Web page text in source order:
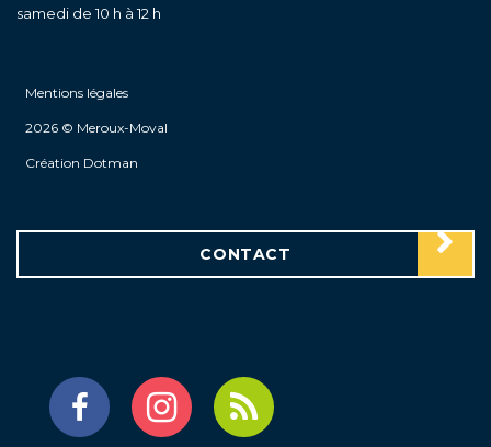
samedi de 10 h à 12 h
Mentions légales
2026 © Meroux-Moval
Création Dotman
CONTACT